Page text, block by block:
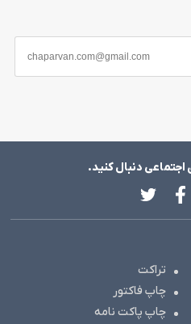
اجتماعی دنبال کنید.
تراکت
چاپ فاکتور
چاپ پاکت نامه